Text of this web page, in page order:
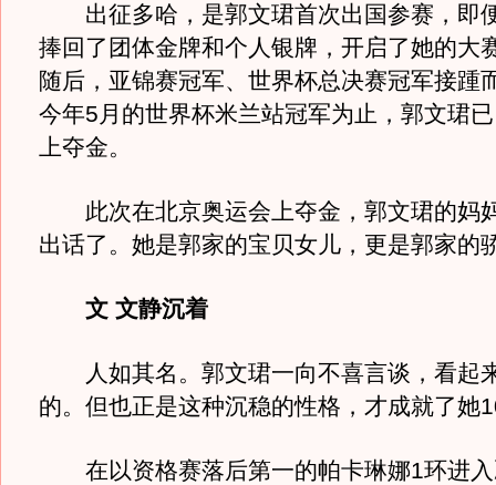
出征多哈，是郭文珺首次出国参赛，即
捧回了团体金牌和个人银牌，开启了她的大
随后，亚锦赛冠军、世界杯总决赛冠军接踵
今年5月的世界杯米兰站冠军为止，郭文珺
上夺金。
此次在北京奥运会上夺金，郭文珺的妈
出话了。她是郭家的宝贝女儿，更是郭家的
文 文静沉着
人如其名。郭文珺一向不喜言谈，看起
的。但也正是这种沉稳的性格，才成就了她
在以资格赛落后第一的帕卡琳娜1环进入